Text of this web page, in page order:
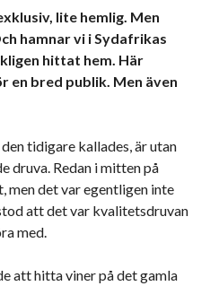
lite hemlig. Men
hamnar vi i Sydafrikas
hittat hem. Här
en bred publik. Men även
tidigare kallades, är utan
druva. Redan i mitten på
men det var egentligen inte
att det var kvalitetsdruvan
med.
att hitta viner på det gamla